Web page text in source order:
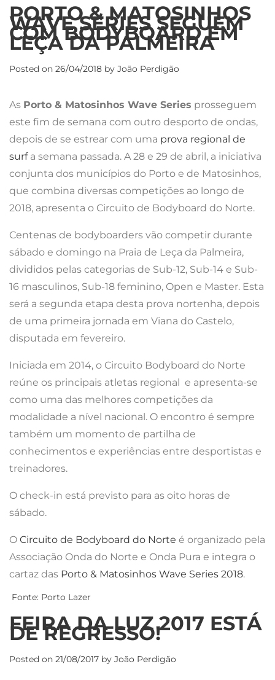
PORTO & MATOSINHOS
WAVE SERIES SEGUEM
COM BODYBOARD EM
LEÇA DA PALMEIRA
Posted on 26/04/2018 by João Perdigão
As Porto & Matosinhos Wave Series prosseguem
este fim de semana com outro desporto de ondas,
depois de se estrear com uma prova regional de
surfa semana passada. A 28 e 29 de abril, a iniciativa
conjunta dos municípios do Porto e de Matosinhos,
que combina diversas competições ao longo de
2018, apresenta o Circuito de Bodyboard do Norte.
Centenas de bodyboarders vão competir durante
sábado e domingo na Praia de Leça da Palmeira,
divididos pelas categorias de Sub-12, Sub-14 e Sub-
16 masculinos, Sub-18 feminino, Open e Master. Esta
será a segunda etapa desta prova nortenha, depois
de uma primeira jornada em Viana do Castelo,
disputada em fevereiro.
Iniciada em 2014, o Circuito Bodyboard do Norte
reúne os principais atletas regional e apresenta-se
como uma das melhores competições da
modalidade a nível nacional. O encontro é sempre
também um momento de partilha de
conhecimentos e experiências entre desportistas e
treinadores.
O check-in está previsto para as oito horas de
sábado.
O Circuito de Bodyboard do Norte é organizado pela
Associação Onda do Norte e Onda Pura e integra o
cartaz das Porto & Matosinhos Wave Series 2018.
Fonte: Porto Lazer
FEIRA DA LUZ 2017 ESTÁ
DE REGRESSO!
Posted on 21/08/2017 by João Perdigão